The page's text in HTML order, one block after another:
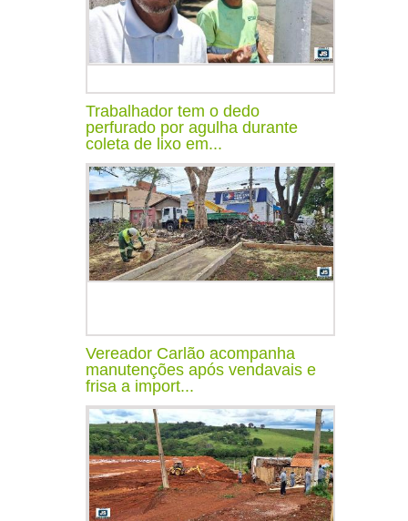
Trabalhador tem o dedo
perfurado por agulha durante
coleta de lixo em...
Vereador Carlão acompanha
manutenções após vendavais e
frisa a import...